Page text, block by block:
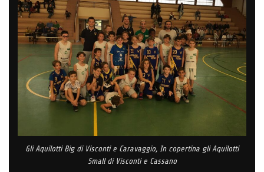
Gli Aquilotti Big di Visconti e Caravaggio, In copertina gli Aquilotti
Small di Visconti e Cassano